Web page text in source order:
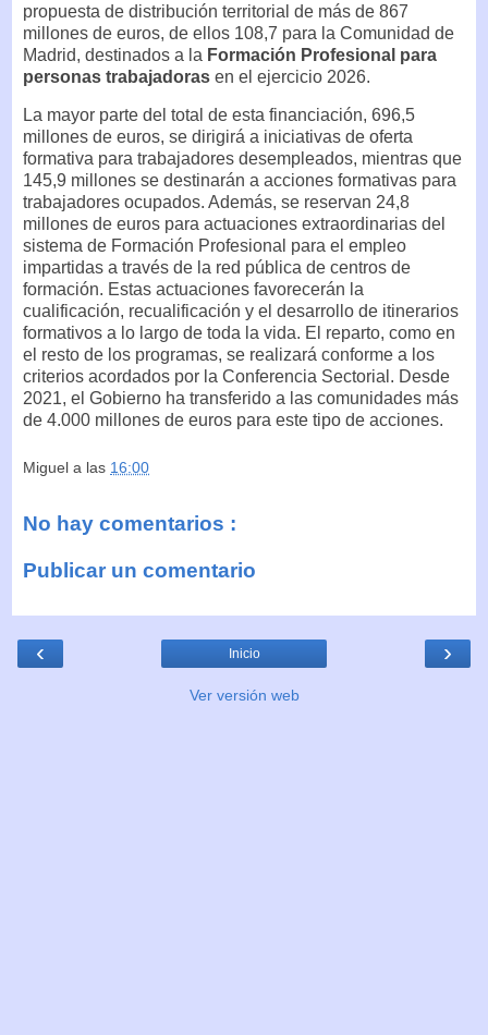
propuesta de distribución territorial de más de 867
millones de euros, de ellos 108,7 para la Comunidad de
Madrid, destinados a la Formación Profesional para
personas trabajadoras en el ejercicio 2026.
La mayor parte del total de esta financiación, 696,5
millones de euros, se dirigirá a iniciativas de oferta
formativa para trabajadores desempleados, mientras que
145,9 millones se destinarán a acciones formativas para
trabajadores ocupados. Además, se reservan 24,8
millones de euros para actuaciones extraordinarias del
sistema de Formación Profesional para el empleo
impartidas a través de la red pública de centros de
formación. Estas actuaciones favorecerán la
cualificación, recualificación y el desarrollo de itinerarios
formativos a lo largo de toda la vida. El reparto, como en
el resto de los programas, se realizará conforme a los
criterios acordados por la Conferencia Sectorial. Desde
2021, el Gobierno ha transferido a las comunidades más
de 4.000 millones de euros para este tipo de acciones.
Miguel a las 16:00
No hay comentarios :
Publicar un comentario
‹ ›
Inicio
Ver versión web